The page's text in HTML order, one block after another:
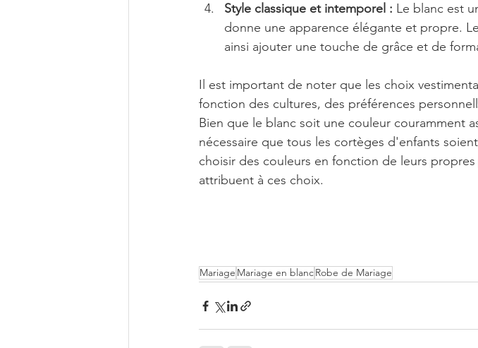
Style classique et intemporel : Le blanc est
donne une apparence élégante et propre.
ainsi ajouter une touche de grâce et de
Il est important de noter que les choix
fonction des cultures, des préférences
Bien que le blanc soit une couleur couramment
nécessaire que tous les cortèges d'enfants
choisir des couleurs en fonction de leurs
attribuent à ces choix.
Mariage Mariage en blancRobe de Mariage